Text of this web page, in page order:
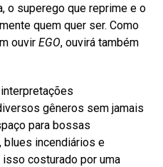
o superego que reprime e o
quem quer ser. Como
ouvir EGO, ouvirá também
gêneros sem jamais
para bossas
blues incendiários e
costurado por uma